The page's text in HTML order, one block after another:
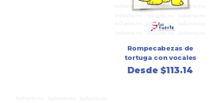
Rompecabezas de
tortuga con vocales
Desde$113.14